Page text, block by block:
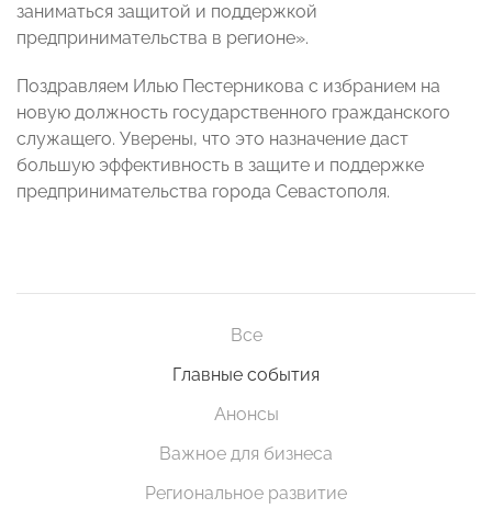
заниматься защитой и поддержкой
предпринимательства в регионе».
Поздравляем Илью Пестерникова с избранием на
новую должность государственного гражданского
служащего. Уверены, что это назначение даст
большую эффективность в защите и поддержке
предпринимательства города Севастополя.
Все
Главные события
Анонсы
Важное для бизнеса
Региональное развитие